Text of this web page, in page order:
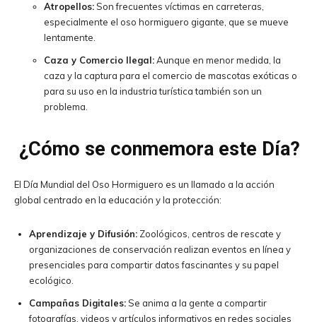
Atropellos:Son frecuentes víctimas en carreteras,
especialmente el oso hormiguero gigante, que se mueve
lentamente.
Caza y Comercio Ilegal:Aunque en menor medida, la
caza y la captura para el comercio de mascotas exóticas o
para su uso en la industria turística también son un
problema.
¿Cómo se conmemora este Día?
El Día Mundial del Oso Hormiguero es un llamado a la acción
global centrado en la educación y la protección:
Aprendizaje y Difusión: Zoológicos, centros de rescate y
organizaciones de conservación realizan eventos en línea y
presenciales para compartir datos fascinantes y su papel
ecológico.
Campañas Digitales:Se anima a la gente a compartir
fotografías, videos y artículos informativos en redes sociales